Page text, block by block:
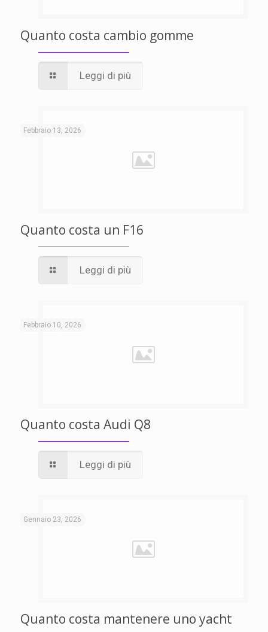
Quanto costa cambio gomme
Leggi di più
Febbraio 13, 2026
Quanto costa un F16
Leggi di più
Febbraio 10, 2026
Quanto costa Audi Q8
Leggi di più
Gennaio 23, 2026
Quanto costa mantenere uno yacht